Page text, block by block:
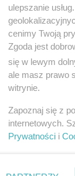
ulepszanie
cenimy Twoją
Zgoda jest
się w lewym
ale masz prawo
witrynie.
Zapoznaj się z
internetowych.
Prywatności i